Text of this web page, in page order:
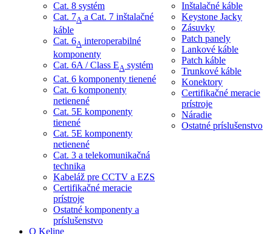
Cat. 8 systém
Cat. 7A ​ a Cat. 7 inštalačné
káble
Cat. 6A interoperabilné
komponenty
Cat. 6A / Class EA systém
Cat. 6 komponenty tienené
Cat. 6 komponenty
netienené
Cat. 5E komponenty
tienené
Cat. 5E komponenty
netienené
Cat. 3 a telekomunikačná
technika
Kabeláž pre CCTV a EZS
Certifikačné meracie
prístroje
Ostatné komponenty a
príslušenstvo
Inštalačné káble
Keystone Jacky
Zásuvky
Patch panely
Lankové káble
Patch káble
Trunkové káble
Konektory
Certifikačné meracie
prístroje
Náradie
Ostatné príslušenstvo
O Keline